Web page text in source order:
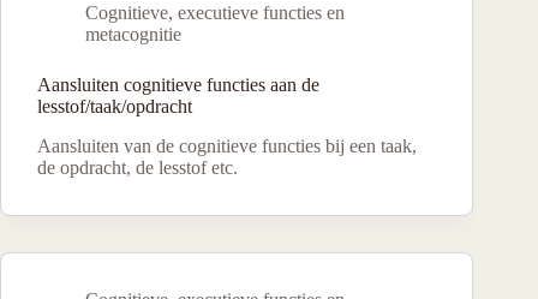
Cognitieve, executieve functies en
metacognitie
Aansluiten cognitieve functies aan de
lesstof/taak/opdracht
Aansluiten van de cognitieve functies bij een taak,
de opdracht, de lesstof etc.